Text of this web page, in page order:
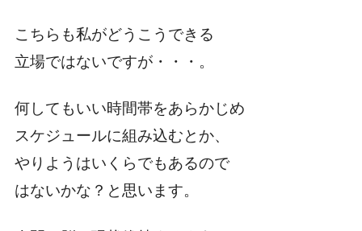
こちらも私がどうこうできる
立場ではないですが・・・。
何してもいい時間帯をあらかじめ
スケジュールに組み込むとか、
やりようはいくらでもあるので
はないかな？と思います。